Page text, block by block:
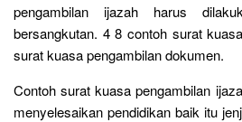
pengambilan ijazah harus
bersangkutan. 4 8 contoh surat
surat kuasa pengambilan dokumen.
Contoh surat kuasa pengambilan
menyelesaikan pendidikan baik itu